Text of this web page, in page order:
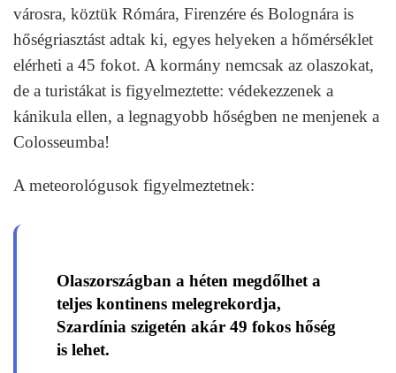
városra, köztük Rómára, Firenzére és Bolognára is
hőségriasztást adtak ki, egyes helyeken a hőmérséklet
elérheti a 45 fokot. A kormány nemcsak az olaszokat,
de a turistákat is figyelmeztette: védekezzenek a
kánikula ellen, a legnagyobb hőségben ne menjenek a
Colosseumba!
A meteorológusok figyelmeztetnek:
Olaszországban a héten megdőlhet a
teljes kontinens melegrekordja,
Szardínia szigetén akár 49 fokos hőség
is lehet.